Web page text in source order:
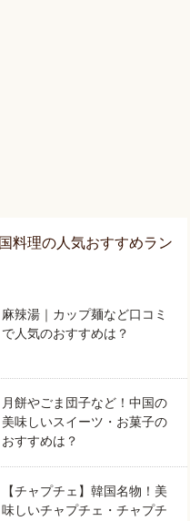
料理の人気おすすめラン
麻辣湯｜カップ麺など口コミ
で人気のおすすめは？
月餅やごま団子など！中国の
美味しいスイーツ・お菓子の
おすすめは？
【チャプチェ】韓国名物！美
味しいチャプチェ・チャプチ